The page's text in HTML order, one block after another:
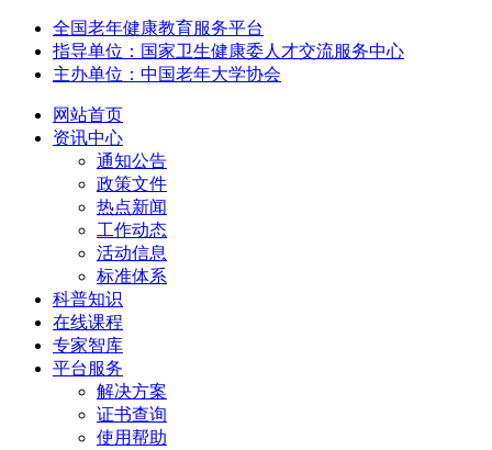
全国老年健康教育服务平台
指导单位：国家卫生健康委人才交流服务中心
主办单位：中国老年大学协会
网站首页
资讯中心
通知公告
政策文件
热点新闻
工作动态
活动信息
标准体系
科普知识
在线课程
专家智库
平台服务
解决方案
证书查询
使用帮助